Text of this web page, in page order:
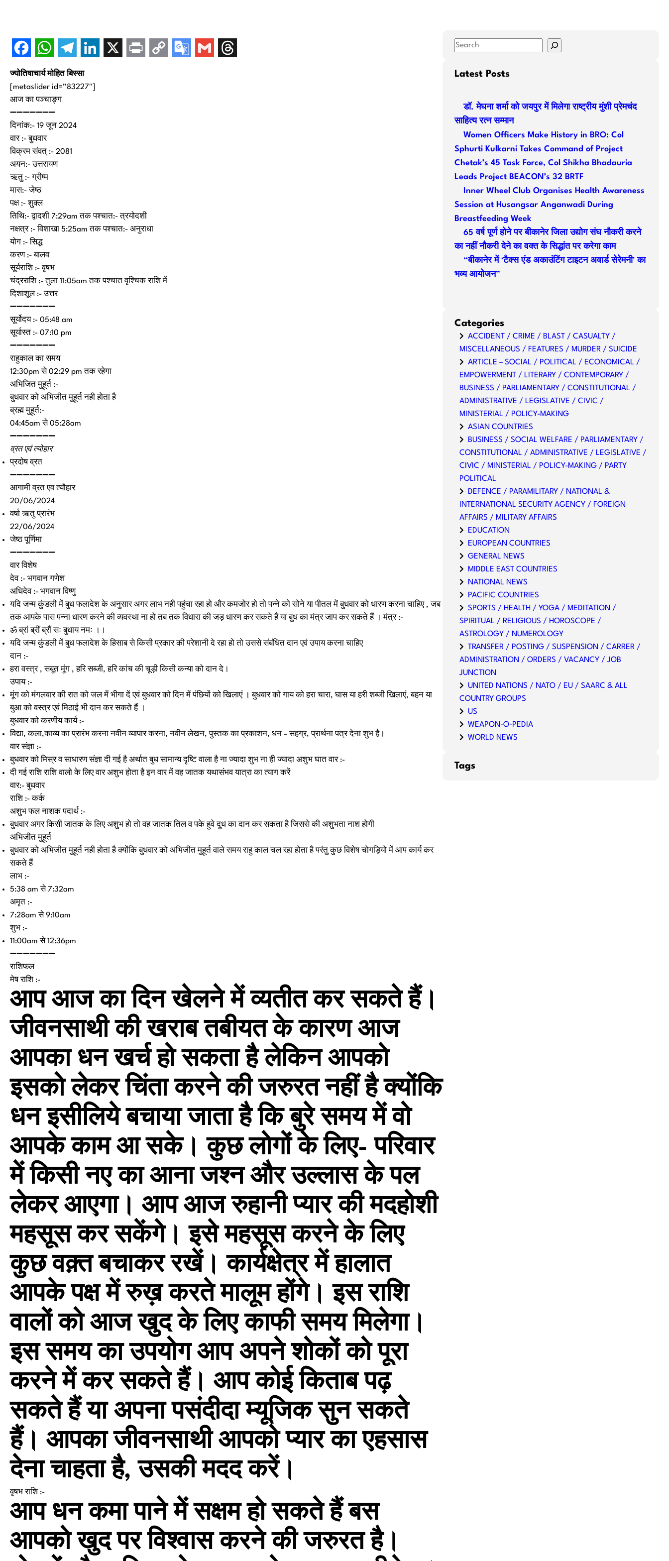
ज्योतिषाचार्य मोहित बिस्सा
[metaslider id=”83227″]
आज का पञ्चाङ्ग
➖➖➖➖➖➖➖
दिनांक:- 19 जून 2024
वार :- बुधवार
विक्रम संवत् :- 2081
अयन:- उत्तरायण
ऋतु :- ग्रीष्म
मास:- जेष्ठ
पक्ष :- शुक्ल
तिथि:- द्वादशी 7:29am तक पश्चात:- त्रयोदशी
नक्षत्र :- विशाखा 5:25am तक पश्चात:- अनुराधा
योग :- सिद्ध
करण :- बालव
सूर्यराशि :- वृषभ
चंद्रराशि :- तुला 11:05am तक पश्चात वृश्चिक राशि में
दिशाशूल :- उत्तर
➖➖➖➖➖➖➖
सूर्योदय :- 05:48 am
सूर्यास्त :- 07:10 pm
➖➖➖➖➖➖➖
राहुकाल का समय
12:30pm से 02:29 pm तक रहेगा
अभिजित मुहूर्त :-
बुधवार को अभिजीत मुहूर्त नही होता है
ब्रह्म मुहूर्त:-
04:45am से 05:28am
➖➖➖➖➖➖➖
व्रत एवं त्योहार
प्रदोष व्रत
➖➖➖➖➖➖➖
आगामी व्रत एव त्यौहार
20/06/2024
वर्षा ऋतु प्रारंभ
22/06/2024
जेष्ठ पूर्णिमा
➖➖➖➖➖➖➖
वार विशेष
देव :- भगवान गणेश
अधिदेव :- भगवान विष्णु
यदि जन्म कुंडली में बुध फलादेश के अनुसार अगर लाभ नही पहुंचा रहा हो और कमजोर हो तो पन्ने को सोने या पीतल में बुधवार को धारण करना चाहिए , जब
तक आपके पास पन्ना धारण करने की व्यवस्था ना हो तब तक विधारा की जड़ धारण कर सकते हैं या बुध का मंत्र जाप कर सकते हैं । मंत्र :-
ॐ ब्रां ब्रीं ब्रौं सः बुधाय नमः ।।
यदि जन्म कुंडली में बुध फलादेश के हिसाब से किसी प्रकार की परेशानी दे रहा हो तो उससे संबंधित दान एवं उपाय करना चाहिए
दान :-
हरा वस्त्र , सबूत मूंग , हरि सब्जी, हरि कांच की चूड़ी किसी कन्या को दान दे।
उपाय :-
मूंग को मंगलवार की रात को जल में भीगा दें एवं बुधवार को दिन में पंछियों को खिलाएं । बुधवार को गाय को हरा चारा, घास या हरी शब्जी खिलाएं, बहन या
बुआ को वस्त्र एवं मिठाई भी दान कर सकते हैं ।
बुधवार को करणीय कार्य :-
विद्या, कला,काव्य का प्रारंभ करना नवीन व्यापार करना, नवीन लेखन, पुस्तक का प्रकाशन, धन – सहग्र, प्रार्थना पत्र देना शुभ है।
वार संज्ञा :-
बुधवार को मिस्र व साधारण संज्ञा दी गई है अर्थात बुध सामान्य दृष्टि वाला है ना ज्यादा शुभ ना ही ज्यादा अशुभ घात वार :-
दी गई राशि राशि वालो के लिए वार अशुभ होता है इन वार में वह जातक यथासंभव यात्रा का त्याग करें
वार:- बुधवार
राशि :- कर्क
अशुभ फल नाशक पदार्थ :-
बुधवार अगर किसी जातक के लिए अशुभ हो तो वह जातक तिल व पके हुवे दूध का दान कर सकता है जिससे की अशुभता नाश होगी
अभिजीत मुहूर्त
बुधवार को अभिजीत मुहूर्त नही होता है क्योंकि बुधवार को अभिजीत मुहूर्त वाले समय राहु काल चल रहा होता है परंतु कुछ विशेष चोगड़ियो में आप कार्य कर
सकते हैं
लाभ :-
5:38 am से 7:32am
अमृत :-
7:28am से 9:10am
शुभ :-
11:00am से 12:36pm
➖➖➖➖➖➖➖
राशिफल
मेष राशि :-
आप आज का दिन खेलने में व्यतीत कर सकते हैं।
जीवनसाथी की खराब तबीयत के कारण आज
आपका धन खर्च हो सकता है लेकिन आपको
इसको लेकर चिंता करने की जरुरत नहीं है क्योंकि
धन इसीलिये बचाया जाता है कि बुरे समय में वो
आपके काम आ सके। कुछ लोगों के लिए- परिवार
में किसी नए का आना जश्न और उल्लास के पल
लेकर आएगा। आप आज रुहानी प्यार की मदहोशी
महसूस कर सकेंगे। इसे महसूस करने के लिए
कुछ वक़्त बचाकर रखें। कार्यक्षेत्र में हालात
आपके पक्ष में रुख़ करते मालूम होंगे। इस राशि
वालों को आज खुद के लिए काफी समय मिलेगा।
इस समय का उपयोग आप अपने शोकों को पूरा
करने में कर सकते हैं। आप कोई किताब पढ़
सकते हैं या अपना पसंदीदा म्यूजिक सुन सकते
हैं। आपका जीवनसाथी आपको प्यार का एहसास
देना चाहता है, उसकी मदद करें।
वृषभ राशि :-
आप धन कमा पाने में सक्षम हो सकते हैं बस
आपको खुद पर विश्वास करने की जरुरत है।
S
aLatest Posts
डॉ. मेघना शर्मा को जयपुर में मिलेगा राष्ट्रीय मुंशी प्रेमचंद
साहित्य रत्न सम्मान
Women Officers Make History in BRO: Col
Sphurti Kulkarni Takes Command of Project
Chetak’s 45 Task Force, Col Shikha Bhadauria
Leads Project BEACON’s 32 BRTF
Inner Wheel Club Organises Health Awareness
Session at Husangsar Anganwadi During
Breastfeeding Week
65 वर्ष पूर्ण होने पर बीकानेर जिला उद्योग संघ नौकरी करने
का नहीं नौकरी देने का वक्त के सिद्धांत पर करेगा काम
“बीकानेर में ‘टैक्स एंड अकाउंटिंग टाइटन अवार्ड सेरेमनी’ का
भव्य आयोजन”
Categories
ACCIDENT / CRIME / BLAST / CASUALTY /
MISCELLANEOUS / FEATURES / MURDER / SUICIDE
ARTICLE – SOCIAL / POLITICAL / ECONOMICAL /
EMPOWERMENT / LITERARY / CONTEMPORARY /
BUSINESS / PARLIAMENTARY / CONSTITUTIONAL /
ADMINISTRATIVE / LEGISLATIVE / CIVIC /
MINISTERIAL / POLICY-MAKING
ASIAN COUNTRIES
BUSINESS / SOCIAL WELFARE / PARLIAMENTARY /
CONSTITUTIONAL / ADMINISTRATIVE / LEGISLATIVE /
CIVIC / MINISTERIAL / POLICY-MAKING / PARTY
POLITICAL
DEFENCE / PARAMILITARY / NATIONAL &
INTERNATIONAL SECURITY AGENCY / FOREIGN
AFFAIRS / MILITARY AFFAIRS
EDUCATION
EUROPEAN COUNTRIES
GENERAL NEWS
MIDDLE EAST COUNTRIES
NATIONAL NEWS
PACIFIC COUNTRIES
SPORTS / HEALTH / YOGA / MEDITATION /
SPIRITUAL / RELIGIOUS / HOROSCOPE /
ASTROLOGY / NUMEROLOGY
TRANSFER / POSTING / SUSPENSION / CARRER /
ADMINISTRATION / ORDERS / VACANCY / JOB
JUNCTION
UNITED NATIONS / NATO / EU / SAARC & ALL
COUNTRY GROUPS
US
WEAPON-O-PEDIA
WORLD NEWS
Tags